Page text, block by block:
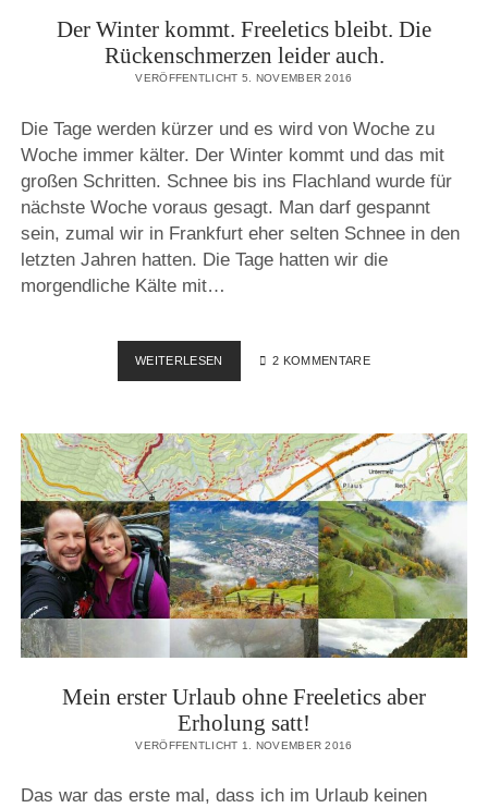
Der Winter kommt. Freeletics bleibt. Die
Rückenschmerzen leider auch.
VERÖFFENTLICHT 5. NOVEMBER 2016
Die Tage werden kürzer und es wird von Woche zu
Woche immer kälter. Der Winter kommt und das mit
großen Schritten. Schnee bis ins Flachland wurde für
nächste Woche voraus gesagt. Man darf gespannt
sein, zumal wir in Frankfurt eher selten Schnee in den
letzten Jahren hatten. Die Tage hatten wir die
morgendliche Kälte mit…
WEITERLESEN
WINTER
BLEIBT.
DIE
RÜCKENSCHMERZEN
LEIDER
AUCH.
2 KOMMENTARE
Mein erster Urlaub ohne Freeletics aber
Erholung satt!
VERÖFFENTLICHT 1. NOVEMBER 2016
Das war das erste mal, dass ich im Urlaub keinen